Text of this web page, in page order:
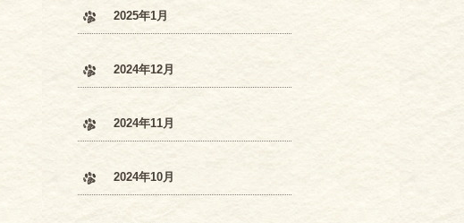
2025年1月
2024年12月
2024年11月
2024年10月